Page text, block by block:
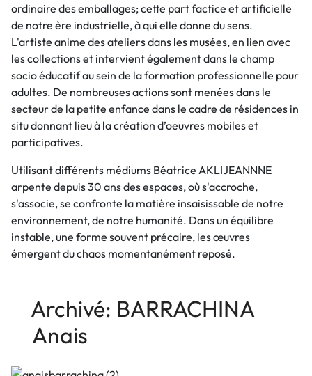
ordinaire des emballages; cette part factice et artificielle
de notre ère industrielle, à qui elle donne du sens.
L'artiste anime des ateliers dans les musées, en lien avec
les collections et intervient également dans le champ
socio éducatif au sein de la formation professionnelle pour
adultes. De nombreuses actions sont menées dans le
secteur de la petite enfance dans le cadre de résidences in
situ donnant lieu à la création d’oeuvres mobiles et
participatives.
Utilisant différents médiums Béatrice AKLIJEANNNE
arpente depuis 30 ans des espaces, où s'accroche,
s'associe, se confronte la matière insaisissable de notre
environnement, de notre humanité. Dans un équilibre
instable, une forme souvent précaire, les œuvres
émergent du chaos momentanément reposé.
Archivé: BARRACHINA
Anais